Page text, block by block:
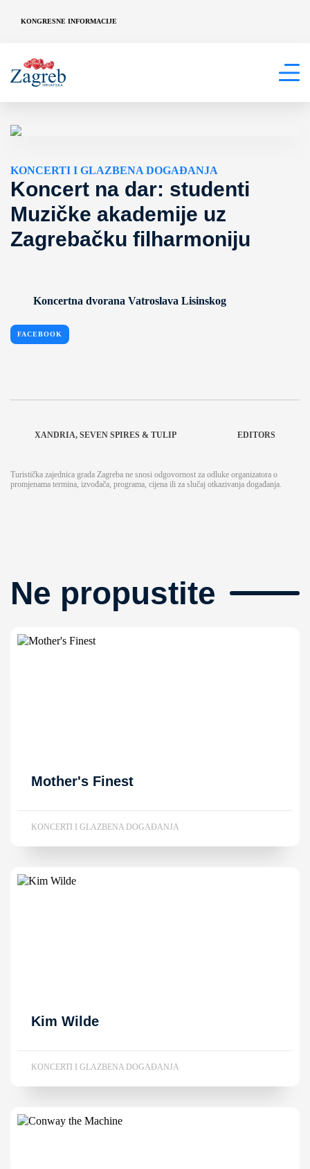
KONGRESNE INFORMACIJE
KONCERTI I GLAZBENA DOGAĐANJA
Koncert na dar: studenti
Muzičke akademije uz
Zagrebačku filharmoniju
Koncertna dvorana Vatroslava Lisinskog
FACEBOOK
XANDRIA, SEVEN SPIRES & TULIP EDITORS
Turistička zajednica grada Zagreba ne snosi odgovornost za odluke organizatora o
promjenama termina, izvođača, programa, cijena ili za slučaj otkazivanja događanja.
Ne propustite
Mother's Finest
KONCERTI I GLAZBENA DOGAĐANJA
Kim Wilde
KONCERTI I GLAZBENA DOGAĐANJA